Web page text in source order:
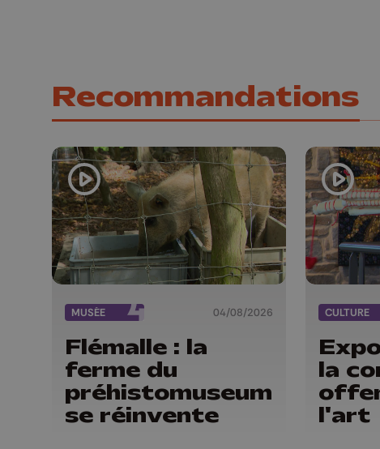
Recommandations
MUSÉE 04/08/2026
Flémalle : la
ferme du
préhistomuseum
se réinvente
CULTURE
la
l'art